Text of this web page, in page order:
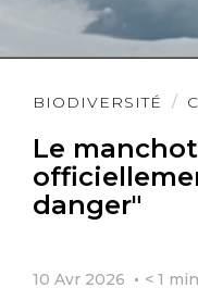
BIODIVERSITÉ
Le
danger"
10 Avr 2026 < 1
Lire